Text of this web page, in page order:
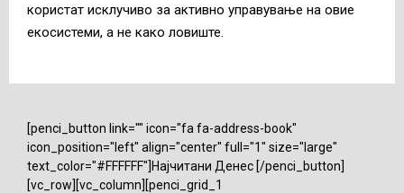
користат исклучиво за активно управување на овие
екосистеми, а не како ловиште.
[penci_button link="" icon="fa fa-address-book"
icon_position="left" align="center" full="1" size="large"
text_color="#FFFFFF"]Најчитани Денес [/penci_button]
[vc_row][vc_column][penci_grid_1